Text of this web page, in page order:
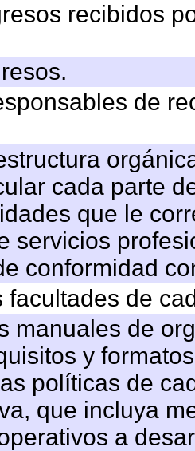
recibidos
de
cada parte
que le
servicios
conformidad
facultades de
manuales de
y
políticas de
que incluya
a